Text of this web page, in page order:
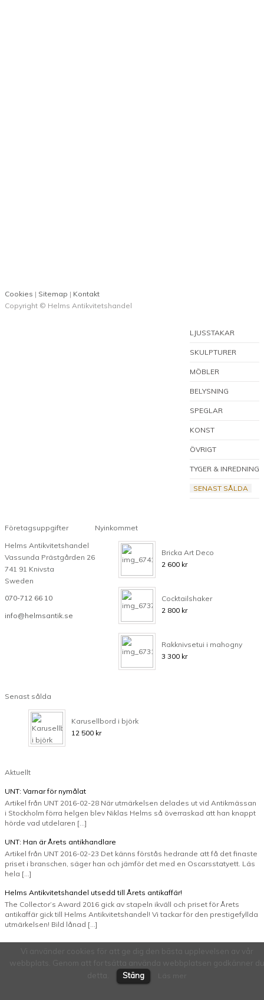
LJUSSTAKAR
SKULPTURER
MÖBLER
BELYSNING
SPEGLAR
KONST
ÖVRIGT
TYGER & INREDNING
SENAST SÅLDA
Företagsuppgifter
Helms Antikvitetshandel
Vassunda Prästgården 26
741 91 Knivsta
Sweden
070-712 66 10
info@helmsantik.se
Nyinkommet
Bricka Art Deco
2 600 kr
Cocktailshaker
2 800 kr
Rakknivsetui i mahogny
3 300 kr
Senast sålda
Karusellbord i björk
12 500 kr
Aktuellt
UNT: Varnar för nymålat
Artikel från UNT 2016-02-28 När utmärkelsen delades ut vid Antikmässan
i Stockholm förra helgen blev Niklas Helms så överraskad att han knappt
hörde vad utdelaren […]
UNT: Han är Årets antikhandlare
Artikel från UNT 2016-02-23 Det känns förstås hedrande att få det finaste
priset i branschen, säger han och jämför det med en Oscarsstatyett. Läs
hela […]
Helms Antikvitetshandel utsedd till Årets antikaffär!
The Collector’s Award 2016 gick av stapeln ikväll och priset för Årets
antikaffär gick till Helms Antikvitetshandel! Vi tackar för den prestigefyllda
utmärkelsen! Bild lånad […]
Cookies | Sitemap | Kontakt
Copyright © Helms Antikvitetshandel
Vi använder cookies för att ge dig den bästa upplevelsen av vår
webbplats. Genom att fortsätta använda webbplatsen godkänner du
detta.
Stäng Läs mer